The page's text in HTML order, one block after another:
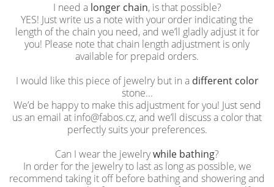
I need a longer chain, is that possible?
YES! Just write us a note with your order indicating the
length of the chain you need, and we’ll gladly adjust it for
you! Please note that chain length adjustment is only
available for prepaid orders.
I would like this piece of jewelry but in a different color
stone...
We’d be happy to make this adjustment for you! Just send
us an email at info@fabos.cz, and we’ll discuss a color that
perfectly suits your preferences.
Can I wear the jewelrywhile bathing?
In order for the jewelry to last as long as possible, we
recommend taking it off before bathing and showering and